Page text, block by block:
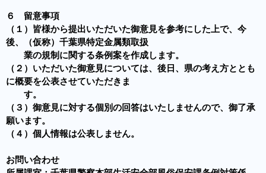
６ 留意事項
（１）皆様から提出いただいた御意見を参考にした上で、今
後、（仮称）千葉県特定金属類取扱
業の規制に関する条例案を作成します。
（２）いただいた御意見については、後日、県の考え方ととも
に概要を公表させていただきま
す。
（３）御意見に対する個別の回答はいたしませんので、御了承
願います。
（４）個人情報は公表しません。
お問い合わせ